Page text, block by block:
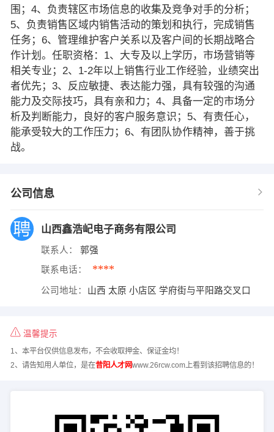
围；4、负责辖区市场信息的收集及竞争对手的分析；
5、负责销售区域内销售活动的策划和执行，完成销售
任务；6、管理维护客户关系以及客户间的长期战略合
作计划。任职资格：1、大专及以上学历，市场营销等
相关专业；2、1-2年以上销售行业工作经验，业绩突出
者优先；3、反应敏捷、表达能力强，具有较强的沟通
能力及交际技巧，具有亲和力；4、具备一定的市场分
析及判断能力，良好的客户服务意识；5、有责任心，
能承受较大的工作压力；6、有团队协作精神，善于挑
战。
公司信息
山西鑫浩屺电子商务有限公司
联系人： 郭强
联系电话： ****
公司地址： 山西 太原 小店区 学府街与平阳路交叉口
温馨提示
1、本平台仅供信息发布，不会收取押金、保证金均！
2、请告知用人单位，是在昔阳人才网www.26rcw.com上看到该招聘信息的！